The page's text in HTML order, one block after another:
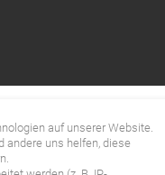
auf unserer Website.
andere uns helfen, diese